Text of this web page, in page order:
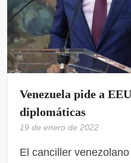
Venezuela pide a
diplomáticas
19 de enero de 2022
El canciller